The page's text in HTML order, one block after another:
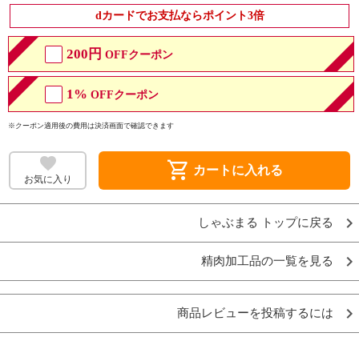
dカードでお支払ならポイント3倍
200円 OFFクーポン
1% OFFクーポン
※クーポン適用後の費用は決済画面で確認できます
お気に入り shopping_cart カートに入れる
しゃぶまる トップに戻る
精肉加工品の一覧を見る
商品レビューを投稿するには